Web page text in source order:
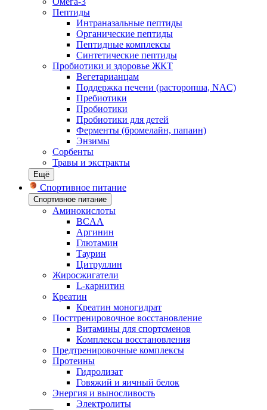
Пептиды
Интраназальные пептиды
Органические пептиды
Пептидные комплексы
Синтетические пептиды
Пробиотики и здоровье ЖКТ
Вегетарианцам
Поддержка печени (расторопша, NAC)
Пребиотики
Пробиотики
Пробиотики для детей
Ферменты (бромелайн, папаин)
Энзимы
Сорбенты
Травы и экстракты
Ещё
Спортивное питание
Спортивное питание
Аминокислоты
BCAA
Аргинин
Глютамин
Таурин
Цитруллин
Жиросжигатели
L-карнитин
Креатин
Креатин моногидрат
Посттренировочное восстановление
Витамины для спортсменов
Комплексы восстановления
Предтренировочные комплексы
Протеины
Гидролизат
Говяжий и яичный белок
Энергия и выносливость
Электролиты